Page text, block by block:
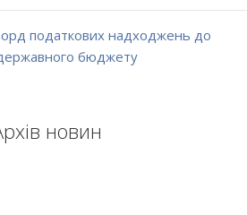
податкових надходжень до
бюджету
новин